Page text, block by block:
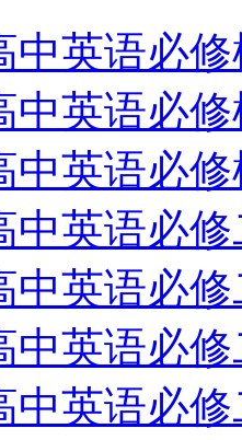
中英语必
中英语必
中英语必
中英语必
中英语必
中英语必
中英语必